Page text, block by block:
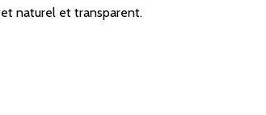
naturel et transparent.